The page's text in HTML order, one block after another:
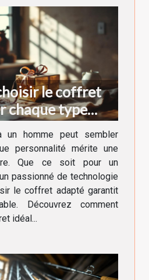
le coffret
chaque type
homme peut sembler
personnalité mérite une
Que ce soit pour un
passionné de technologie
le coffret adapté garantit
Découvrez comment
idéal...